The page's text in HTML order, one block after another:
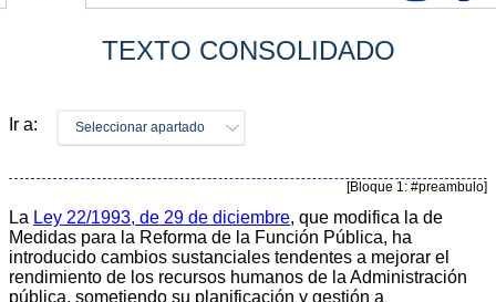
TEXTO CONSOLIDADO
Ir a: Seleccionar apartado
[Bloque 1: #preambulo]
La Ley 22/1993, de 29 de diciembre, que modifica la de
Medidas para la Reforma de la Función Pública, ha
introducido cambios sustanciales tendentes a mejorar el
rendimiento de los recursos humanos de la Administración
pública, sometiendo su planificación y gestión a